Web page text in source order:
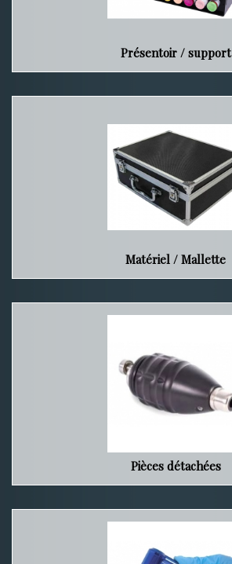
Présentoir / support
Matériel / Mallette
Pièces détachées